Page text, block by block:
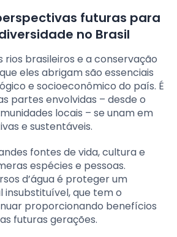
futuras para
no Brasil
rios brasileiros e a conservação
eles abrigam são essenciais
e socioeconômico do país. É
partes envolvidas – desde o
locais – se unam em
e sustentáveis.
fontes de vida, cultura e
espécies e pessoas.
d’água é proteger um
que tem o
proporcionando benefícios
futuras gerações.